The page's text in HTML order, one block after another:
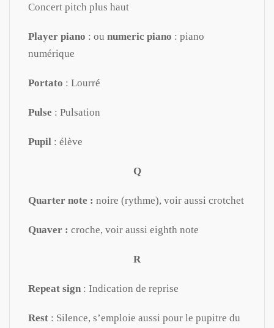
Concert pitch plus haut
Player piano : ou numeric piano : piano
numérique
Portato : Lourré
Pulse : Pulsation
Pupil : élève
Q
Quarter note : noire (rythme), voir aussi crotchet
Quaver : croche, voir aussi eighth note
R
Repeat sign : Indication de reprise
Rest : Silence, s’emploie aussi pour le pupitre du